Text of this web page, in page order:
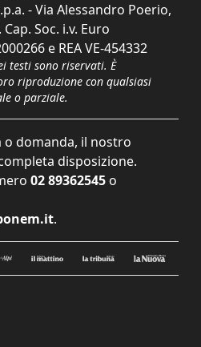
- Via Alessandro Poerio,
Soc. i.v. Euro
e REA VE-454332
testi sono riservati. È
riproduzione con qualsiasi
o parziale.
o domanda, il nostro
disposizione.
02 89362545 o
.